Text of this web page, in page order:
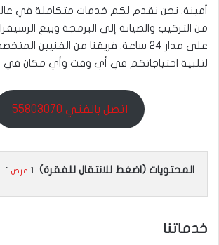
أمينة. نحن نقدم لكم خدمات متكاملة في
من التركيب والصيانة إلى البرمجة وبيع
على مدار 24 ساعة. فريقنا من الفنيين
لتلبية احتياجاتكم في أي وقت وأي مكان في
اتصل بالفني 55803070
المحتويات (اضغط للانتقال للفقرة) عرض
خدماتنا